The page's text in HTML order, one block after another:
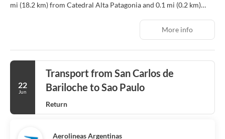
mi (18.2 km) from Catedral Alta Patagonia and 0.1 mi (0.2 km)
Enjoy recreation amenities such as an outdoor pool or take in the
complimentary wireless internet access, tour/ticket assistance,
and a vending machine. Guests can catch a ride to nearby
destinations on the area shuttle (surcharge).
Make yourself at home in one of the 14 guestrooms featuring
minibars and flat-screen televisions. Complimentary wireless
internet access keeps you connected, and cable programming is
More info
22
Jun
Transport from San Carlos de
Bariloche to Sao Paulo
Return
Aerolineas Argentinas